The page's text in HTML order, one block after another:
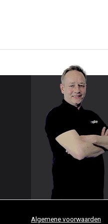
Innovatie
Algemene voorwaarden